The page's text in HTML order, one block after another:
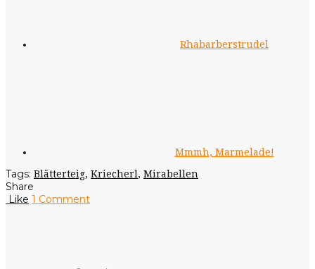
Rhabarberstrudel
Mmmh, Marmelade!
Tags: Blätterteig, Kriecherl , Mirabellen
Share
Like 1 Comment